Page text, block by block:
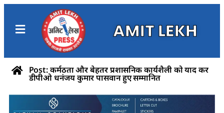
AMIT LEKH
Post: कर्मठता और बेहतर प्रशासनिक कार्यशैली को याद कर
डीपीओ धनंजय कुमार पासवान हुए सम्मानित